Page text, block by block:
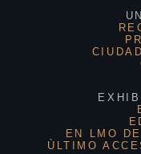
CIUDAD
EN LMO
ÙLTIMO